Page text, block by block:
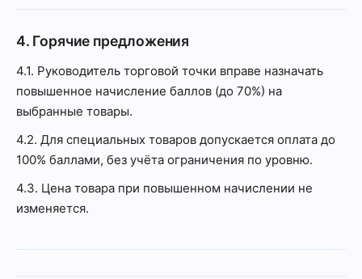
4. Горячие предложения
4.1. Руководитель торговой точки вправе назначать
повышенное начисление баллов (до 70%) на
выбранные товары.
4.2. Для специальных товаров допускается оплата до
100% баллами, без учёта ограничения по уровню.
4.3. Цена товара при повышенном начислении не
изменяется.